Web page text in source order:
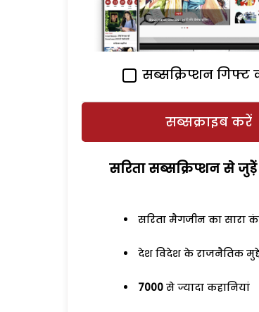
सब्सक्रिप्शन गिफ्ट
सब्सक्राइब करें
सरिता सब्सक्रिप्शन से
सरिता मैगजीन का सारा
देश विदेश के राजनैतिक
7000 से ज्यादा कहानियां